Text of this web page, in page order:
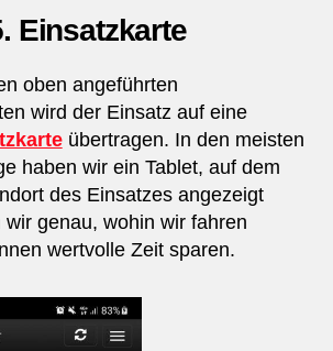
Einsatzkarte
oben angeführten
wird der Einsatz auf eine
übertragen. In den meisten
haben wir ein Tablet, auf dem
des Einsatzes angezeigt
genau, wohin wir fahren
wertvolle Zeit sparen.